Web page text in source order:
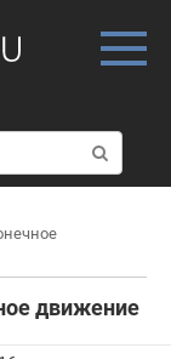
движение